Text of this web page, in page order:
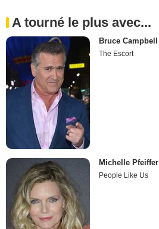
A tourné le plus avec...
Bruce Campbell
The Escort
Michelle Pfeiffer
People Like Us